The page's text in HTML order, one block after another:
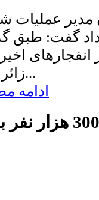
مدیر عملیات
گفت: طبق
زائران ایرانی رخ نداده است...
ادامه
پیش ثبت‌نام